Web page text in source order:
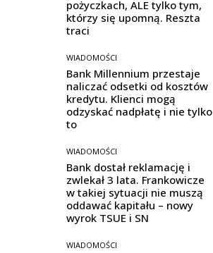
pożyczkach, ALE tylko tym,
którzy się upomną. Reszta
traci
WIADOMOŚCI
Bank Millennium przestaje
naliczać odsetki od kosztów
kredytu. Klienci mogą
odzyskać nadpłatę i nie tylko
to
WIADOMOŚCI
Bank dostał reklamację i
zwlekał 3 lata. Frankowicze
w takiej sytuacji nie muszą
oddawać kapitału – nowy
wyrok TSUE i SN
WIADOMOŚCI